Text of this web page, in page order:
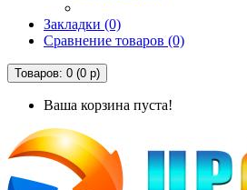
Закладки (0)
Сравнение товаров (0)
Товаров: 0 (0 р)
Ваша корзина пуста!